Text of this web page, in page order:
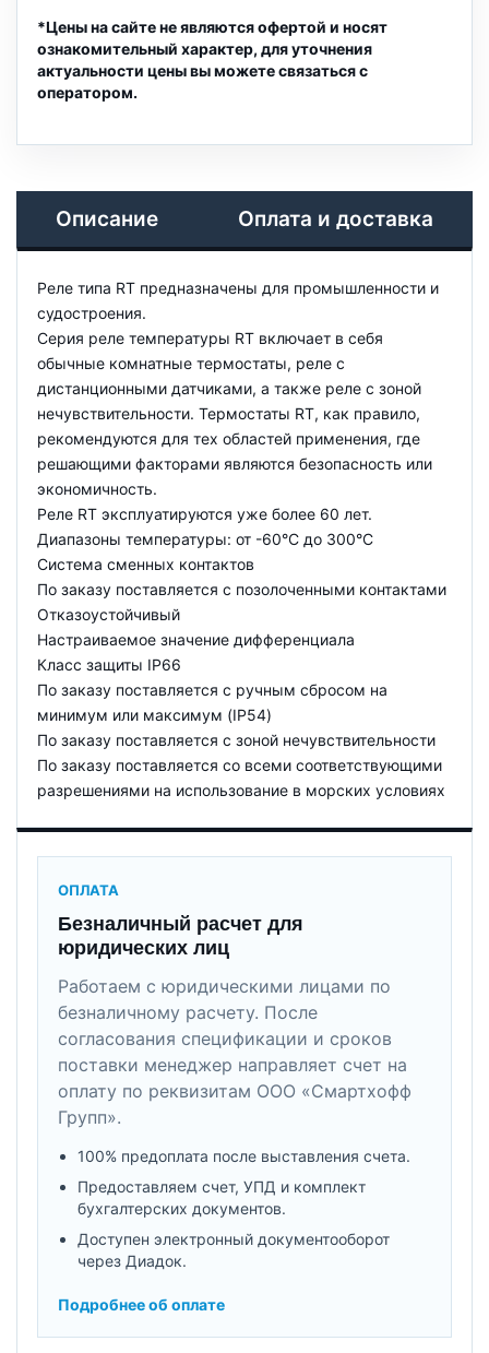
*Цены на сайте не являются офертой и носят
ознакомительный характер, для уточнения
актуальности цены вы можете связаться с
оператором.
Описание Оплата и доставка
Реле типа RT предназначены для промышленности и
судостроения.
Серия реле температуры RT включает в себя
обычные комнатные термостаты, реле с
дистанционными датчиками, а также реле с зоной
нечувствительности. Термостаты RT, как правило,
рекомендуются для тех областей применения, где
решающими факторами являются безопасность или
экономичность.
Реле RT эксплуатируются уже более 60 лет.
Диапазоны температуры: от -60°C до 300°C
Система сменных контактов
По заказу поставляется с позолоченными контактами
Отказоустойчивый
Настраиваемое значение дифференциала
Класс защиты IP66
По заказу поставляется с ручным сбросом на
минимум или максимум (IP54)
По заказу поставляется с зоной нечувствительности
По заказу поставляется со всеми соответствующими
разрешениями на использование в морских условиях
ОПЛАТА
Безналичный расчет для
юридических лиц
Работаем с юридическими лицами по
безналичному расчету. После
согласования спецификации и сроков
поставки менеджер направляет счет на
оплату по реквизитам ООО «Смартхофф
Групп».
100% предоплата после выставления счета.
Предоставляем счет, УПД и комплект
бухгалтерских документов.
Доступен электронный документооборот
через Диадок.
Подробнее об оплате